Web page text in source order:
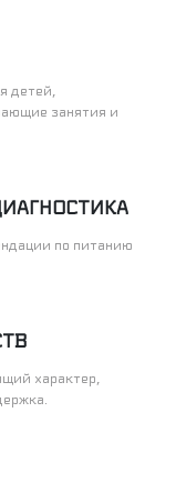
детей,
занятия и
по питанию
характер,